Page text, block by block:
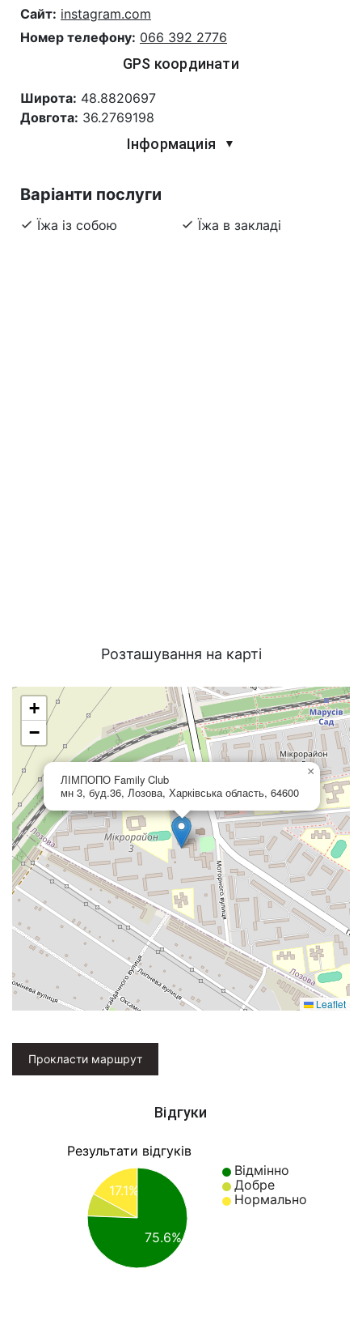
Сайт: instagram.com
Номер телефону: 066 392 2776
GPS координати
Широта: 48.8820697
Довгота: 36.2769198
Інформациія ▼
Варіанти послуги
Їжа із собою Їжа в закладі
Розташування на карті
ЛІМПОПО Family Club
мн 3, буд.36, Лозова, Харківська область, 64600
×
+
−
Leaflet
Прокласти маршрут
Відгуки
Результати відгуків
Відмінно
Добре
Нормально
17.1%
75.6%